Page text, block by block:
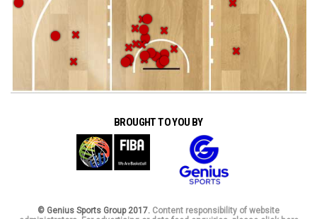
BROUGHT TO YOU BY
© Genius Sports Group 2017. Content responsibility of website